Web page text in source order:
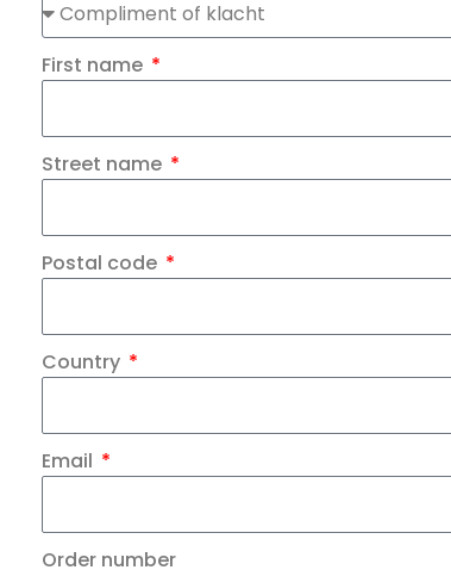
First name
Street name
Postal code
Country
Email
Order number